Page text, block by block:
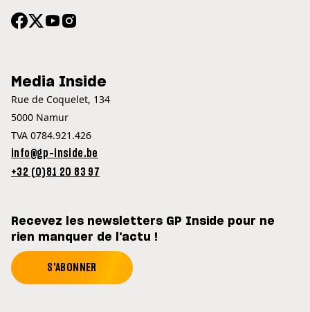
Media Inside
Rue de Coquelet, 134
5000 Namur
TVA 0784.921.426
info@gp-inside.be
+32 (0)81 20 83 97
Recevez les newsletters GP Inside pour ne
rien manquer de l'actu !
S'ABONNER